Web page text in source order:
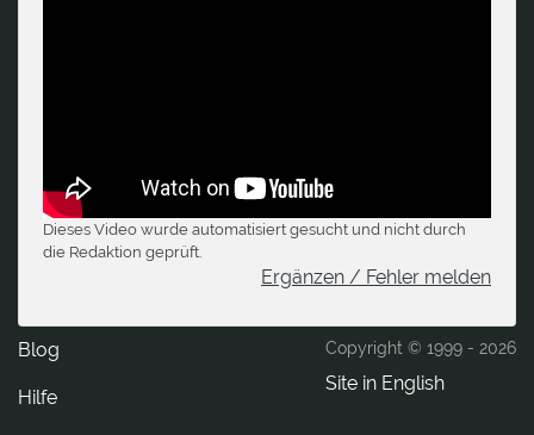
Dieses Video wurde automatisiert gesucht und nicht durch
die Redaktion geprüft.
Ergänzen / Fehler melden
Copyright © 1999 - 2026
Site in English
Blog
Hilfe